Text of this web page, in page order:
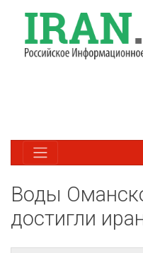
Воды
достигли